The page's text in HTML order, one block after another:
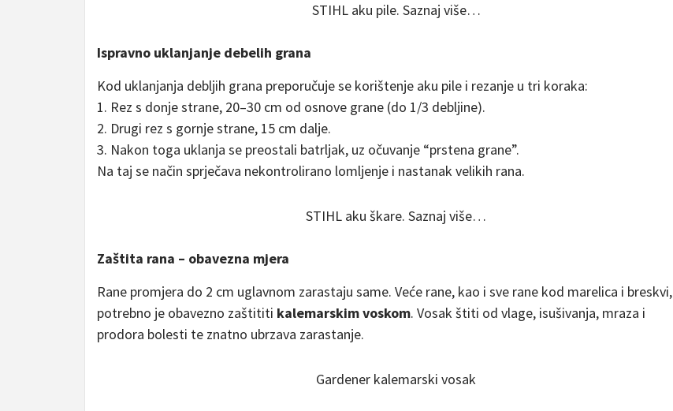
STIHL aku pile. Saznaj više…
Ispravno uklanjanje debelih grana
Kod uklanjanja debljih grana preporučuje se korištenje aku pile i rezanje u tri koraka:
1. Rez s donje strane, 20–30 cm od osnove grane (do 1/3 debljine).
2. Drugi rez s gornje strane, 15 cm dalje.
3. Nakon toga uklanja se preostali batrljak, uz očuvanje “prstena grane”.
Na taj se način sprječava nekontrolirano lomljenje i nastanak velikih rana.
STIHL aku škare. Saznaj više…
Zaštita rana – obavezna mjera
Rane promjera do 2 cm uglavnom zarastaju same. Veće rane, kao i sve rane kod marelica i breskvi,
potrebno je obavezno zaštititi kalemarskim voskom. Vosak štiti od vlage, isušivanja, mraza i
prodora bolesti te znatno ubrzava zarastanje.
Gardener kalemarski vosak